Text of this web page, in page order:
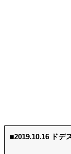
■2019.10.16 ドデ